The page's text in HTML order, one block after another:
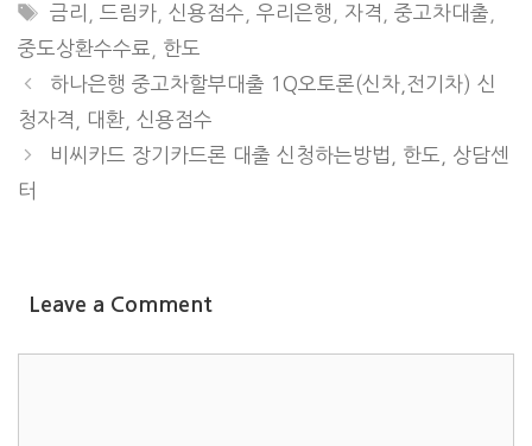
TAGS
금리 드림카 ,신용점수 ,우리은행 자격 ,중고차대출
중도상환수수료
한도
하나은행 중고차할부대출 1Q오토론(신차,전기차) 신
청자격, 대환, 신용점수
비씨카드 장기카드론 대출 신청하는방법, 한도, 상담센
터
Leave a Comment